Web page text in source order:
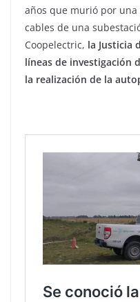
años que murió por
cables de una
Coopelectric, la Justicia
líneas de investigación
la realización de la